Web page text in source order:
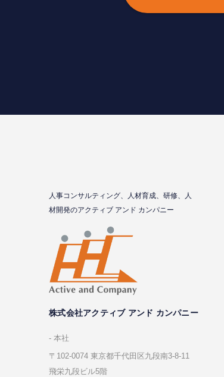
⼈事コンサルティング、⼈材育成、研修、⼈
材開発のアクティブ アンド カンパニー
株式会社アクティブ アンド カンパニー
本社
〒102-0074 東京都千代⽥区九段南3-8-11
飛栄九段ビル5階